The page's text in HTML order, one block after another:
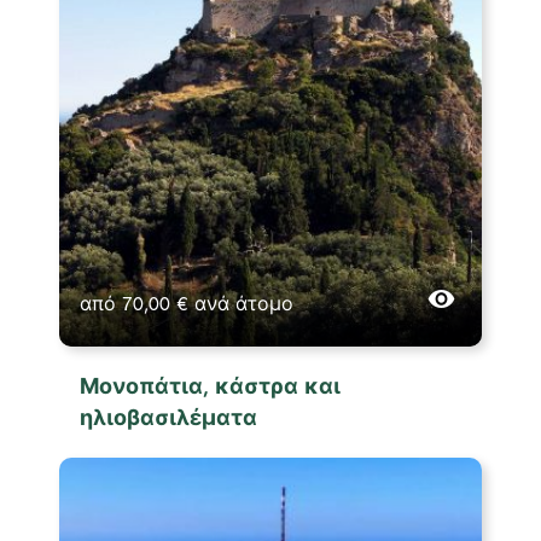
από70,00 € ανά άτομο
Μονοπάτια, κάστρα και
ηλιοβασιλέματα